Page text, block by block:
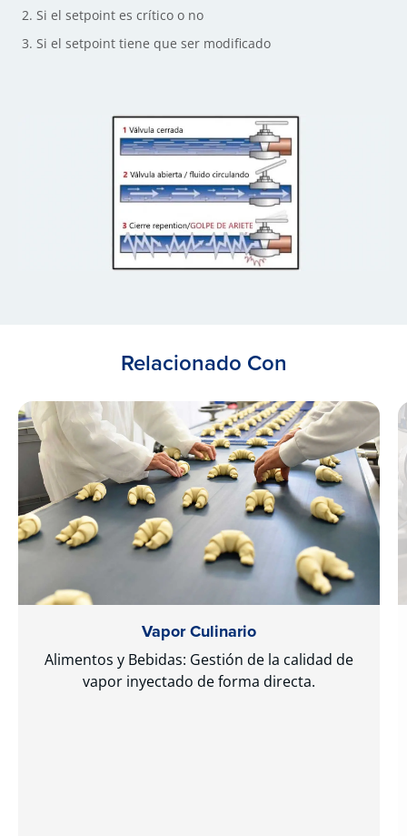
Si el setpoint es crítico o no
Si el setpoint tiene que ser modificado
Relacionado Con
Vapor Culinario
Alimentos y Bebidas: Gestión de la calidad de
vapor inyectado de forma directa.